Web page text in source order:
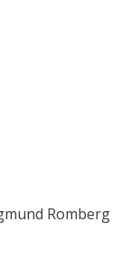
Romberg